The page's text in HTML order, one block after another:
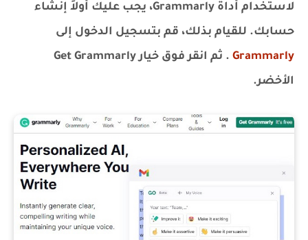
لاستخدام أداة Grammarly، يجب عليك أولاً إنشاء
حسابك. للقيام بذلك، قم بتسجيل الدخول إلى
Grammarly
. ثم انقر فوق خيار Get Grammarly
الأخضر.